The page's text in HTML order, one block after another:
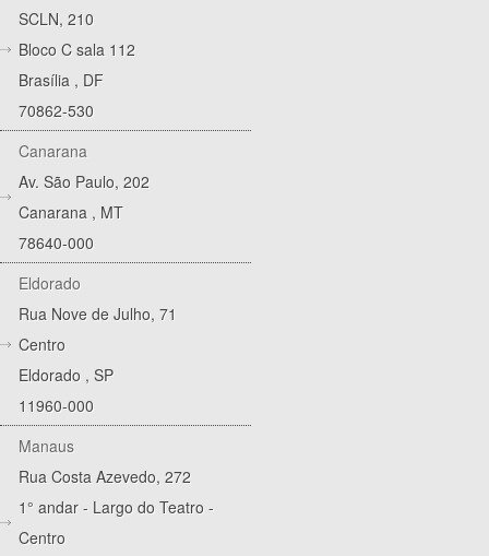
SCLN, 210
Bloco C sala 112
Brasília , DF
70862-530
Canarana
Av. São Paulo, 202
Canarana , MT
78640-000
Eldorado
Rua Nove de Julho, 71
Centro
Eldorado , SP
11960-000
Manaus
Rua Costa Azevedo, 272
1° andar - Largo do Teatro -
Centro